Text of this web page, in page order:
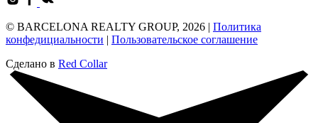
© BARCELONA REALTY GROUP, 2026 | Политика
конфедициальности | Пользовательское соглашение
Сделано в Red Collar